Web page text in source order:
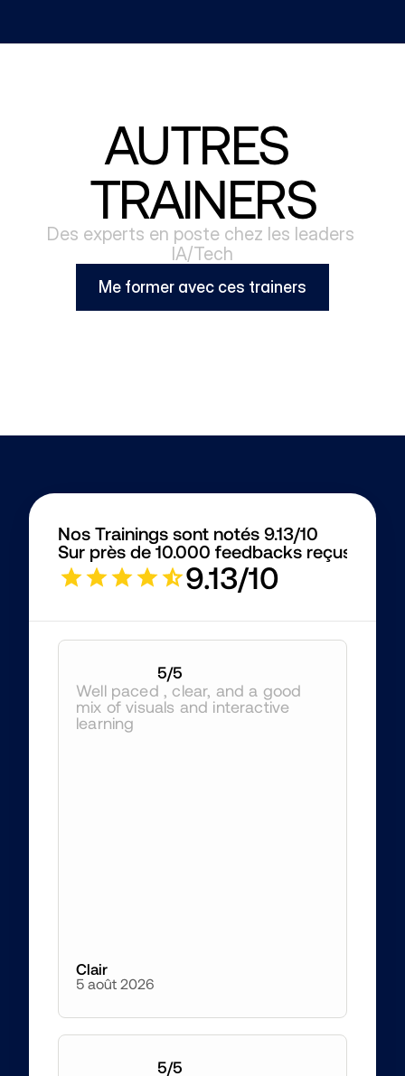
AUTRES
TRAINERS
Des experts en poste chez les leaders
IA/Tech
Me former avec ces trainers
Nos Trainings sont notés 9.13/10
Sur près de 10.000 feedbacks reçus
9.13/10
5/5
Well paced , clear, and a good
mix of visuals and interactive
learning
Clair
5 août 2026
5/5